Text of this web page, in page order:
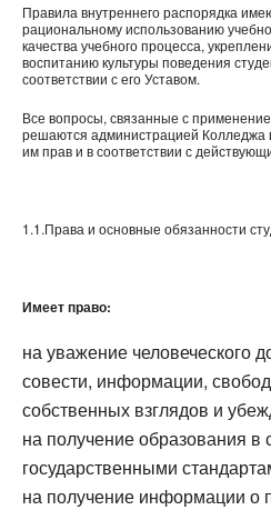
Правила внутреннего распорядка
рациональному использованию
качества учебного процесса,
воспитанию культуры поведения
соответствии с его Уставом.
Все вопросы, связанные с
решаются администрацией Колледжа
им прав и в соответствии с
1.1.Права и основные обязанности
Имеет право:
на уважение человеческого
совести, информации,
собственных взглядов и
на получение образования в
государственными
на получение информации о